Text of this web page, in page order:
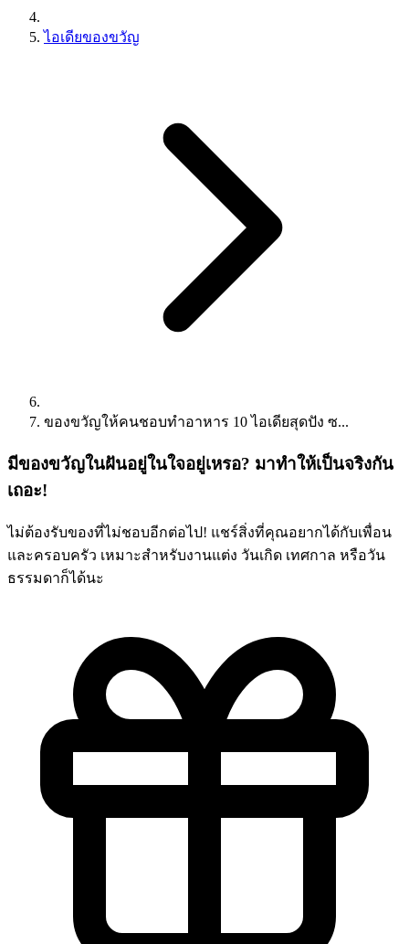
ไอเดียของขวัญ
ของขวัญให้คนชอบทำอาหาร 10 ไอเดียสุดปัง ซ...
มีของขวัญในฝันอยู่ในใจอยู่เหรอ? มาทำให้เป็นจริงกัน
เถอะ!
ไม่ต้องรับของที่ไม่ชอบอีกต่อไป! แชร์สิ่งที่คุณอยากได้กับเพื่อน
และครอบครัว เหมาะสำหรับงานแต่ง วันเกิด เทศกาล หรือวัน
ธรรมดาก็ได้นะ